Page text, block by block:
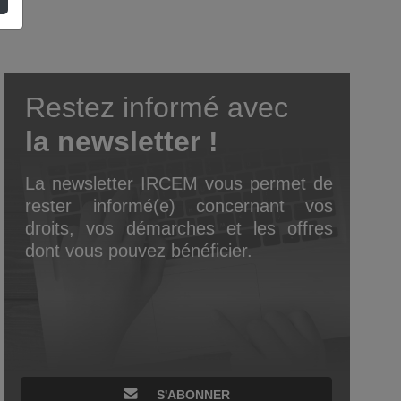
Restez informé avec
la newsletter !
La newsletter IRCEM vous permet de
rester informé(e) concernant vos
droits, vos démarches et les offres
dont vous pouvez bénéficier.
S'ABONNER